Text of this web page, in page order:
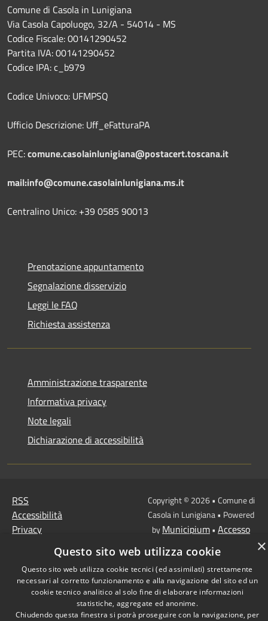
Comune di Casola in Lunigiana
Via Casola Capoluogo, 32/A - 54014 - MS
Codice Fiscale: 00141290452
Partita IVA: 00141290452
Codice IPA: c_b979
Codice Univoco: UFMPSQ
Ufficio Descrizione: Uff_eFatturaPA
PEC:comune.casolainlunigiana@postacert.toscana.it
mail:info@comune.casolainlunigiana.ms.it
Centralino Unico: +39 0585 90013
Prenotazione appuntamento
Segnalazione disservizio
Leggi le FAQ
Richiesta assistenza
Amministrazione trasparente
Informativa privacy
Note legali
Dichiarazione di accessibilità
RSS
Accessibilità
Privacy
Mappa del sito
Copyright © 2026 • Comune di
Casola in Lunigiana • Powered
byMunicipium• Accesso
redazione
×
Questo sito web utilizza cookie
Questo sito web utilizza cookie tecnici (ed assimilati) strettamente
necessari al corretto funzionamento e alla navigazione del sito ed un
cookie tecnico analitico al solo fine di elaborare informazioni
statistiche, aggregate ed anonime.
Chiudendo questa finestra si potrà proseguire con la navigazione, per